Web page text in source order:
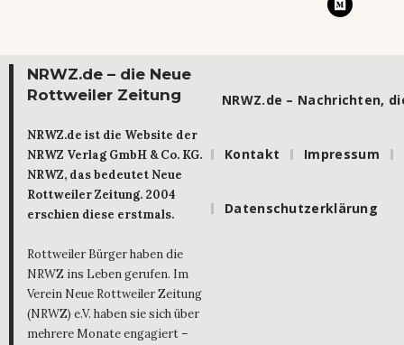
NRWZ.de – die Neue
Rottweiler Zeitung
NRWZ.de ist die Website der
NRWZ Verlag GmbH & Co. KG.
NRWZ, das bedeutet Neue
Rottweiler Zeitung. 2004
erschien diese erstmals.
Rottweiler Bürger haben die
NRWZ ins Leben gerufen. Im
Verein Neue Rottweiler Zeitung
(NRWZ) e.V. haben sie sich über
mehrere Monate engagiert –
NRWZ.de – Nachrichten,
Kontakt Impressum
Datenschutzerklärung